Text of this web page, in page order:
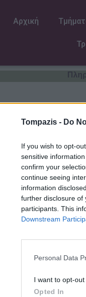
Tompazis - Do
If you wish to opt-
sensitive
confirm your
continue seeing
information
further disclosure of
participants. This
Downstream
Personal Data
I want to opt-
Opted In
Αρχική